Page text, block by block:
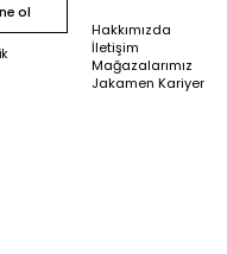
ol
Hakkımızda
İletişim
Mağazalarımız
Jakamen Kariyer